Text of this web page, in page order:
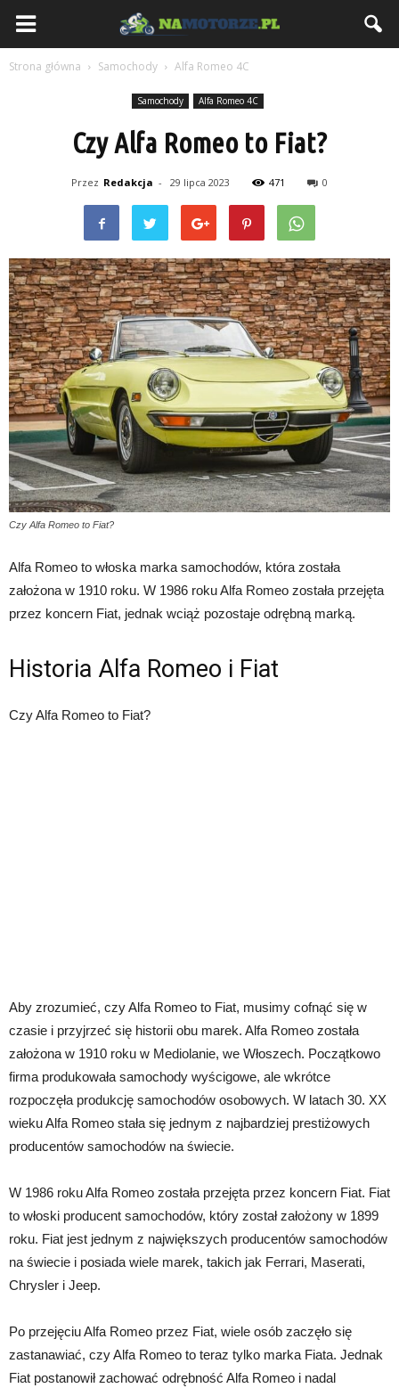
NaMotorze.pl
Strona główna Samochody Alfa Romeo 4C
Samochody Alfa Romeo 4C
Czy Alfa Romeo to Fiat?
Przez Redakcja - 29 lipca 2023 471 0
Czy Alfa Romeo to Fiat?
Alfa Romeo to włoska marka samochodów, która została
założona w 1910 roku. W 1986 roku Alfa Romeo została przejęta
przez koncern Fiat, jednak wciąż pozostaje odrębną marką.
Historia Alfa Romeo i Fiat
Czy Alfa Romeo to Fiat?
Aby zrozumieć, czy Alfa Romeo to Fiat, musimy cofnąć się w
czasie i przyjrzeć się historii obu marek. Alfa Romeo została
założona w 1910 roku w Mediolanie, we Włoszech. Początkowo
firma produkowała samochody wyścigowe, ale wkrótce
rozpoczęła produkcję samochodów osobowych. W latach 30. XX
wieku Alfa Romeo stała się jednym z najbardziej prestiżowych
producentów samochodów na świecie.
W 1986 roku Alfa Romeo została przejęta przez koncern Fiat. Fiat
to włoski producent samochodów, który został założony w 1899
roku. Fiat jest jednym z największych producentów samochodów
na świecie i posiada wiele marek, takich jak Ferrari, Maserati,
Chrysler i Jeep.
Po przejęciu Alfa Romeo przez Fiat, wiele osób zaczęło się
zastanawiać, czy Alfa Romeo to teraz tylko marka Fiata. Jednak
Fiat postanowił zachować odrębność Alfa Romeo i nadal